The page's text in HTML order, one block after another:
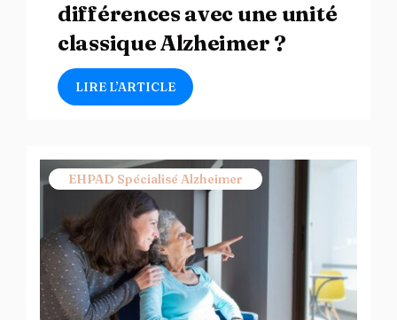
différences avec une unité
classique Alzheimer ?
LIRE L’ARTICLE
EHPAD Spécialisé Alzheimer